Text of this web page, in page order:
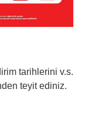
tarihlerini v.s.
teyit ediniz.